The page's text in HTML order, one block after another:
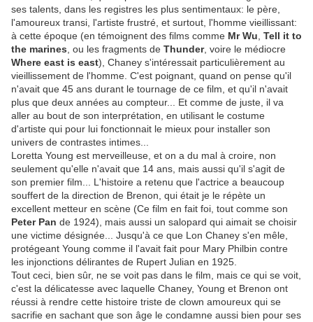
ses talents, dans les registres les plus sentimentaux: le père,
l'amoureux transi, l'artiste frustré, et surtout, l'homme vieillissant:
à cette époque (en témoignent des films comme Mr Wu Tell it to
the marines , ou les fragments de Thunder, voire le médiocre
Where east is east), Chaney s'intéressait particulièrement au
vieillissement de l'homme. C'est poignant, quand on pense qu'il
n'avait que 45 ans durant le tournage de ce film, et qu'il n'avait
plus que deux années au compteur... Et comme de juste, il va
aller au bout de son interprétation, en utilisant le costume
d'artiste qui pour lui fonctionnait le mieux pour installer son
univers de contrastes intimes...
Loretta Young est merveilleuse, et on a du mal à croire, non
seulement qu'elle n'avait que 14 ans, mais aussi qu'il s'agit de
son premier film... L'histoire a retenu que l'actrice a beaucoup
souffert de la direction de Brenon, qui était je le répète un
excellent metteur en scène (Ce film en fait foi, tout comme son
Peter Pan de 1924), mais aussi un salopard qui aimait se choisir
une victime désignée... Jusqu'à ce que Lon Chaney s'en mêle,
protégeant Young comme il l'avait fait pour Mary Philbin contre
les injonctions délirantes de Rupert Julian en 1925.
Tout ceci, bien sûr, ne se voit pas dans le film, mais ce qui se voit,
c'est la délicatesse avec laquelle Chaney, Young et Brenon ont
réussi à rendre cette histoire triste de clown amoureux qui se
sacrifie en sachant que son âge le condamne aussi bien pour ses